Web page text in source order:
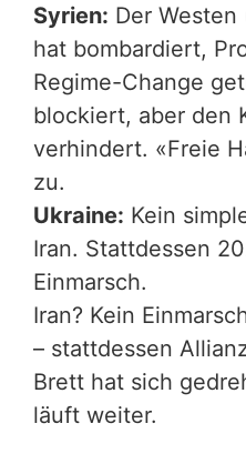
Syrien: Der
hat bombardiert,
Regime-Change
blockiert, aber den
verhindert. «Freie
zu.
Ukraine: Kein
Iran. Stattdessen
Einmarsch.
Iran? Kein
– stattdessen
Brett hat sich
läuft weiter.